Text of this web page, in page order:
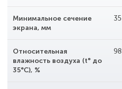
Минимальное сечение
экрана, мм
35
Относительная
влажность воздуха (t° до
35°С), %
98